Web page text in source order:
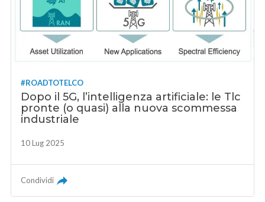
#ROADTOTELCO
Dopo il 5G, l’intelligenza artificiale: le Tlc
pronte (o quasi) alla nuova scommessa
industriale
10 Lug 2025
Condividi